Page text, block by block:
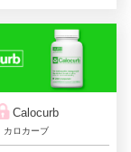
Calocurb
カロカーブ